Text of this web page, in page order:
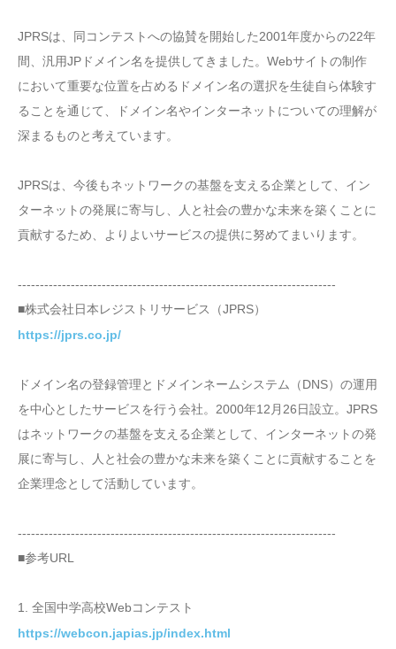
JPRSは、同コンテストへの協賛を開始した2001年度からの22年
間、汎用JPドメイン名を提供してきました。Webサイトの制作
において重要な位置を占めるドメイン名の選択を生徒自ら体験す
ることを通じて、ドメイン名やインターネットについての理解が
深まるものと考えています。
JPRSは、今後もネットワークの基盤を支える企業として、イン
ターネットの発展に寄与し、人と社会の豊かな未来を築くことに
貢献するため、よりよいサービスの提供に努めてまいります。
------------------------------------------------------------------------
■株式会社日本レジストリサービス（JPRS）
https://jprs.co.jp/
ドメイン名の登録管理とドメインネームシステム（DNS）の運用
を中心としたサービスを行う会社。2000年12月26日設立。JPRS
はネットワークの基盤を支える企業として、インターネットの発
展に寄与し、人と社会の豊かな未来を築くことに貢献することを
企業理念として活動しています。
------------------------------------------------------------------------
■参考URL
1. 全国中学高校Webコンテスト
https://webcon.japias.jp/index.html